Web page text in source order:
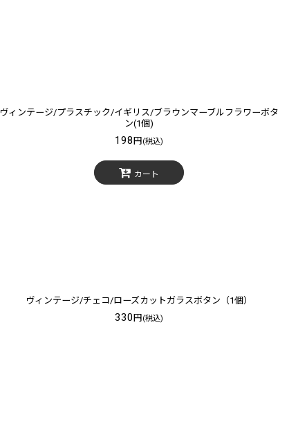
ヴィンテージ/プラスチック/イギリス/ブラウンマーブルフラワーボタ
ン(1個)
198 円 (税込)
カート
ヴィンテージ/チェコ/ローズカットガラスボタン（1個）
330 円 (税込)